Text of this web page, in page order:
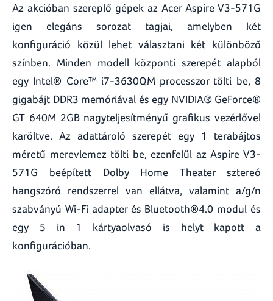
Az akcióban szereplő gépek az Acer Aspire V3-571G
igen elegáns sorozat tagjai, amelyben két
konfiguráció közül lehet választani két különböző
színben. Minden modell központi szerepét alapból
egy Intel® Core™ i7-3630QM processzor tölti be, 8
gigabájt DDR3 memóriával és egy NVIDIA® GeForce®
GT 640M 2GB nagyteljesítményű grafikus vezérlővel
karöltve. Az adattároló szerepét egy 1 terabájtos
méretű merevlemez tölti be, ezenfelül az Aspire V3-
571G beépített Dolby Home Theater sztereó
hangszóró rendszerrel van ellátva, valamint a/g/n
szabványú Wi-Fi adapter és Bluetooth®4.0 modul és
egy 5 in 1 kártyaolvasó is helyt kapott a
konfigurációban.